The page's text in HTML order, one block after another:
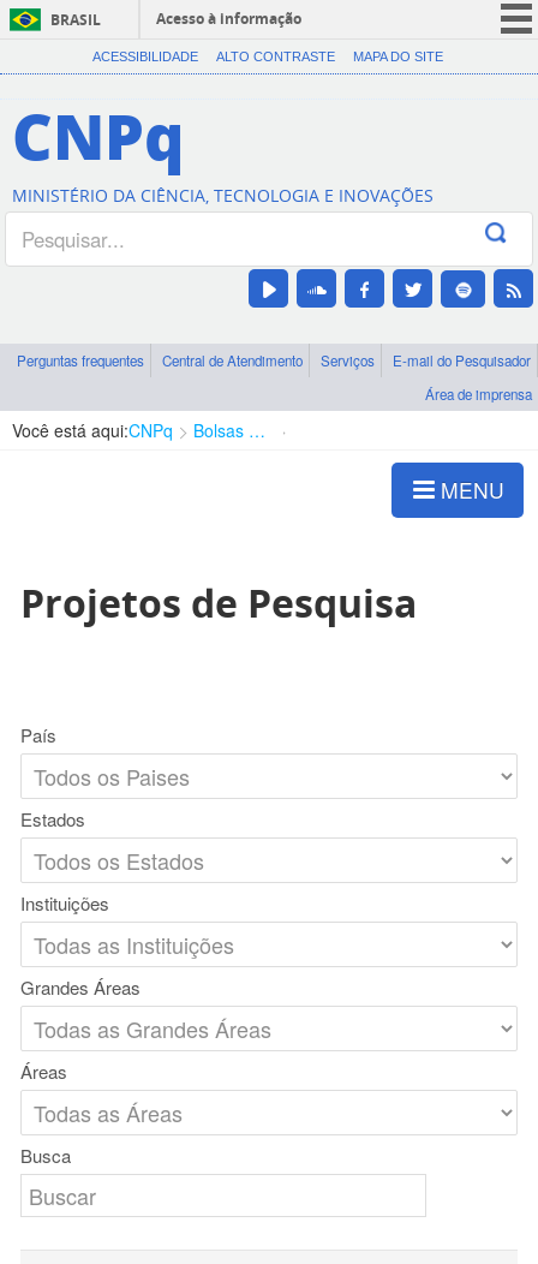
BRASIL
Acesso à informação
CORONAVÍRUS (COVID-19)
Canais
ACESSIBILIDADE ALTO CONTRASTE MAPA DO SITE
CNPq
MINISTÉRIO DA CIÊNCIA, TECNOLOGIA E INOVAÇÕES
Perguntas frequentes Central de Atendimento Serviços
E-mail do Pesquisador
Área de imprensa
Você está aqui:CNPq Bolsas e Auxílios Vigentes
MENU
Projetos de Pesquisa
País
Estados
Instituições
Grandes Áreas
Áreas
Busca